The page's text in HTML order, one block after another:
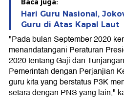
Baca juga:
Hari Guru Nasional,
Guru di Atas Kapal Laut
"Pada bulan September 2020
menandatangani Peraturan
2020 tentang Gaji dan
Pemerintah dengan Perjanjian
guru kita yang berstatus P3K
setara dengan PNS yang lain,"